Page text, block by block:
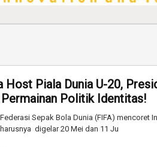
Host Piala Dunia U-20,
Politik Identitas!
Sepak Bola Dunia (FIFA) mencoret
digelar 20 Mei dan 11 Ju